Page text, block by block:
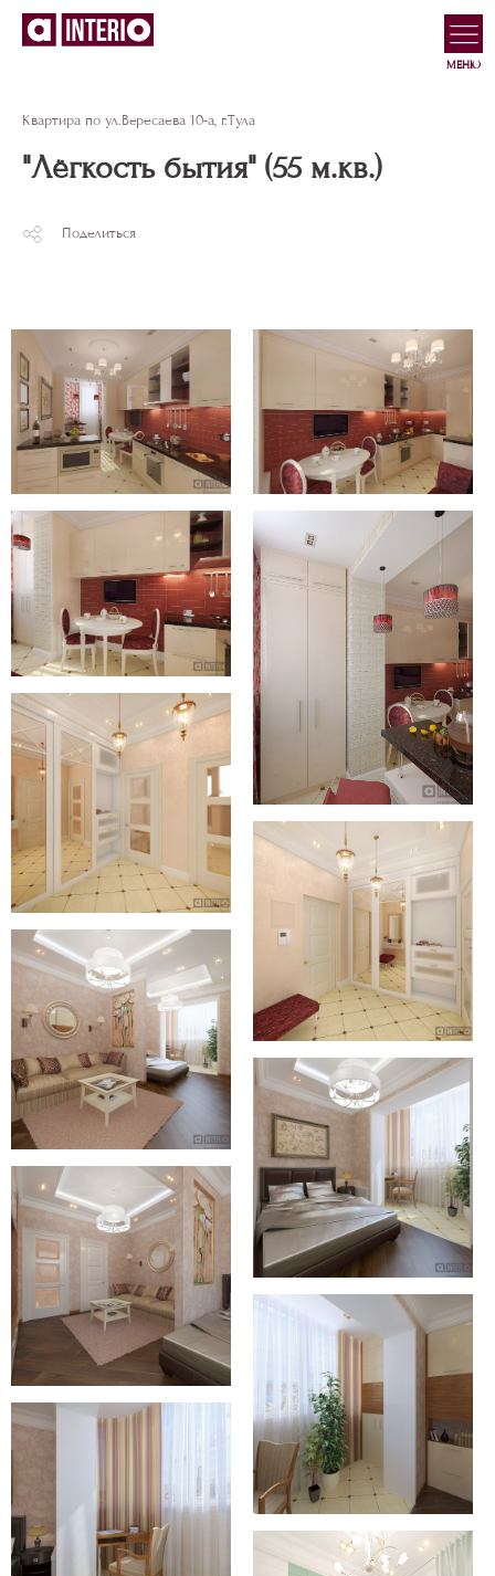
МЕНЮ
Квартира по ул.Вересаева 10-а, г.Тула
"Лёгкость бытия" (55 м.кв.)
Поделиться